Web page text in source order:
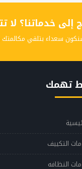
خدماتنا؟ لا
سعداء بتلقي مكالمتك
تهمك
التكييف
النظافه